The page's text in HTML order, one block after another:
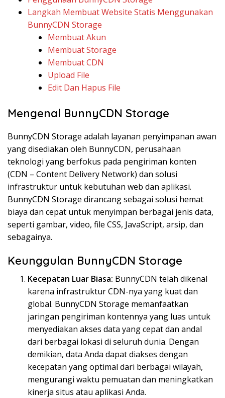
Langkah Membuat Website Statis Menggunakan
BunnyCDN Storage
Membuat Akun
Membuat Storage
Membuat CDN
Upload File
Edit Dan Hapus File
Mengenal BunnyCDN Storage
BunnyCDN Storage adalah layanan penyimpanan awan
yang disediakan oleh BunnyCDN, perusahaan
teknologi yang berfokus pada pengiriman konten
(CDN – Content Delivery Network) dan solusi
infrastruktur untuk kebutuhan web dan aplikasi.
BunnyCDN Storage dirancang sebagai solusi hemat
biaya dan cepat untuk menyimpan berbagai jenis data,
seperti gambar, video, file CSS, JavaScript, arsip, dan
sebagainya.
Keunggulan BunnyCDN Storage
Kecepatan Luar Biasa: BunnyCDN telah dikenal
karena infrastruktur CDN-nya yang kuat dan
global. BunnyCDN Storage memanfaatkan
jaringan pengiriman kontennya yang luas untuk
menyediakan akses data yang cepat dan andal
dari berbagai lokasi di seluruh dunia. Dengan
demikian, data Anda dapat diakses dengan
kecepatan yang optimal dari berbagai wilayah,
mengurangi waktu pemuatan dan meningkatkan
kinerja situs atau aplikasi Anda.